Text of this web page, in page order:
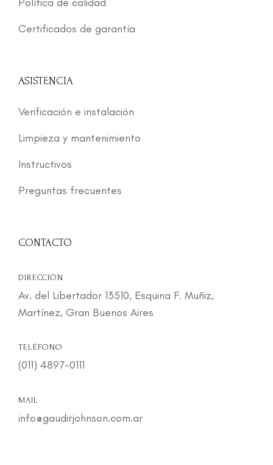
Certificados de garantía
ASISTENCIA
Verificación e instalación
Limpieza y mantenimiento
Instructivos
Preguntas frecuentes
CONTACTO
DIRECCIÓN
Av. del Libertador 13510, Esquina F. Muñiz,
Martínez, Gran Buenos Aires
TELÉFONO
(011) 4897-0111
MAIL
info@gaudirjohnson.com.ar